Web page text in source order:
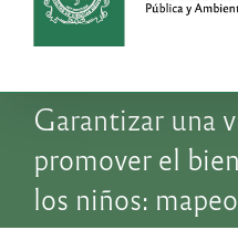
Garantizar una
promover el
los niños: